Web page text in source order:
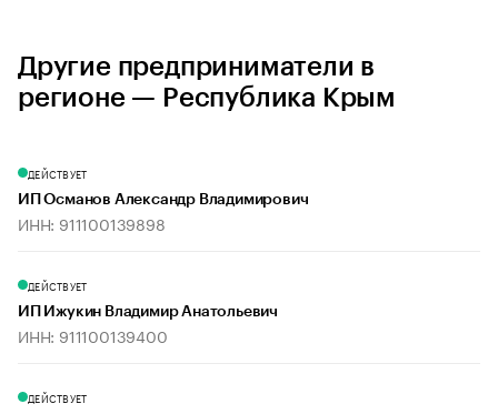
Другие предприниматели в
регионе — Республика Крым
ДЕЙСТВУЕТ
ИП Османов Александр Владимирович
ИНН: 911100139898
ДЕЙСТВУЕТ
ИП Ижукин Владимир Анатольевич
ИНН: 911100139400
ДЕЙСТВУЕТ